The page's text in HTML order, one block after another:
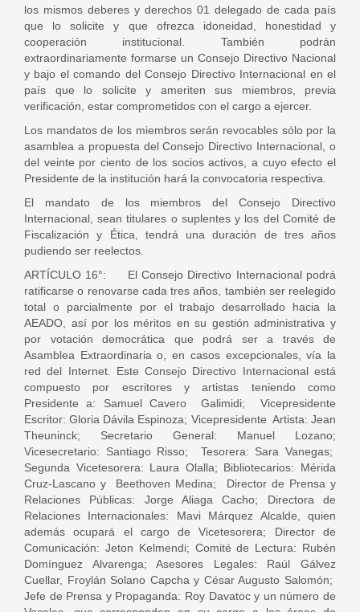
los mismos deberes y derechos 01 delegado de cada país
que lo solicite y que ofrezca idoneidad, honestidad y
cooperación institucional. También podrán
extraordinariamente formarse un Consejo Directivo Nacional
y bajo el comando del Consejo Directivo Internacional en el
país que lo solicite y ameriten sus miembros, previa
verificación, estar comprometidos con el cargo a ejercer.
Los mandatos de los miembros serán revocables sólo por la
asamblea a propuesta del Consejo Directivo Internacional, o
del veinte por ciento de los socios activos, a cuyo efecto el
Presidente de la institución hará la convocatoria respectiva.
El mandato de los miembros del Consejo Directivo
Internacional, sean titulares o suplentes y los del Comité de
Fiscalización y Ética, tendrá una duración de tres años
pudiendo ser reelectos.
ARTÍCULO 16°: El Consejo Directivo Internacional podrá
ratificarse o renovarse cada tres años, también ser reelegido
total o parcialmente por el trabajo desarrollado hacia la
AEADO, así por los méritos en su gestión administrativa y
por votación democrática que podrá ser a través de
Asamblea Extraordinaria o, en casos excepcionales, vía la
red del Internet. Este Consejo Directivo Internacional está
compuesto por escritores y artistas teniendo como
Presidente a: Samuel Cavero Galimidi; Vicepresidente
Escritor: Gloria Dávila Espinoza; Vicepresidente Artista: Jean
Theuninck; Secretario General: Manuel Lozano;
Vicesecretario: Santiago Risso; Tesorera: Sara Vanegas;
Segunda Vicetesorera: Laura Olalla; Bibliotecarios: Mérida
Cruz-Lascano y Beethoven Medina; Director de Prensa y
Relaciones Públicas: Jorge Aliaga Cacho; Directora de
Relaciones Internacionales: Mavi Márquez Alcalde, quien
además ocupará el cargo de Vicetesorera; Director de
Comunicación: Jeton Kelmendi; Comité de Lectura: Rubén
Domínguez Alvarenga; Asesores Legales: Raúl Gálvez
Cuellar, Froylán Solano Capcha y César Augusto Salomón;
Jefe de Prensa y Propaganda: Roy Davatoc y un número de